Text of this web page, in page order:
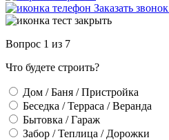
Заказать звонок
Вопрос 1 из 7
Что будете строить?
Дом / Баня / Пристройка
Беседка / Терраса / Веранда
Бытовка / Гараж
Забор / Теплица / Дорожки